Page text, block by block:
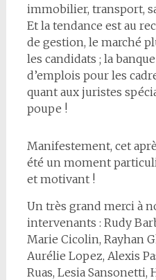
immobilier, transport,
Et la tendance est au
de gestion, le marché
les candidats ; la
d’emplois pour les
quant aux juristes
poupe !
Manifestement, cet
été un moment
et motivant !
Un très grand merci à
intervenants : Rudy
Marie Cicolin, Rayhan
Aurélie Lopez, Alexis
Ruas, Lesia Sansonetti,